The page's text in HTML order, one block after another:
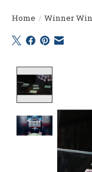
Home / Winner